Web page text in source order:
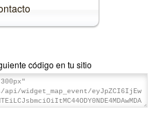
código en tu sitio